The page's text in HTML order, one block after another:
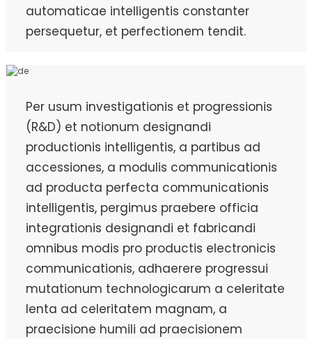
automaticae intelligentis constanter
persequetur, et perfectionem tendit.
Per usum investigationis et progressionis
(R&D) et notionum designandi
productionis intelligentis, a partibus ad
accessiones, a modulis communicationis
ad producta perfecta communicationis
intelligentis, pergimus praebere officia
integrationis designandi et fabricandi
omnibus modis pro productis electronicis
communicationis, adhaerere progressui
mutationum technologicarum a celeritate
lenta ad celeritatem magnam, a
praecisione humili ad praecisionem